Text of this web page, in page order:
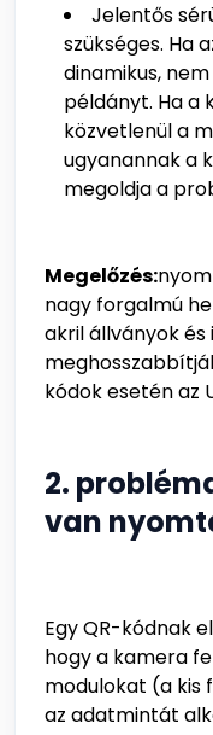
Jelentős
szükséges. Ha
dinamikus,
példányt. Ha a
közvetlenül a
ugyanannak a
megoldja a
Megelőzés:
nagy forgalmú
akril állványok és
kódok esetén az
2.
van
Egy QR-kódnak
hogy a kamera
modulokat (a kis
az adatmintát